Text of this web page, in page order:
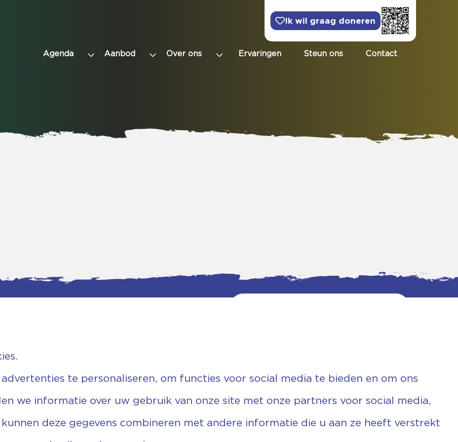
Ik wil graag doneren
Agenda Aanbod Over ons Ervaringen Steun ons Contact
PA Ommen
455 767
Fiscaal: 819280288
Rek.nr: NL85RABO0127579230
te personaliseren, om functies voor social media te bieden en om ons
we informatie over uw gebruik van onze site met onze partners voor social media,
deze gegevens combineren met andere informatie die u aan ze heeft verstrekt